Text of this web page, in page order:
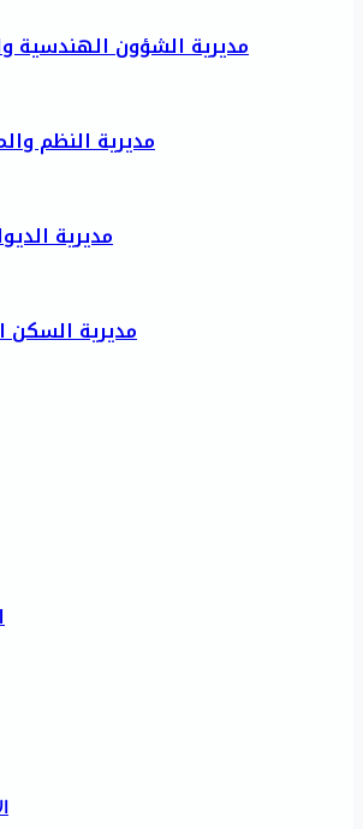
مديرية الشؤون الهندسية
مديرية النظم
مديرية
مديرية السكن